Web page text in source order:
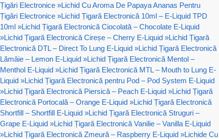
Țigări Electronice »Lichid Cu Aroma De Papaya Ananas Pentru
Țigări Electronice »Lichid Țigară Electronică 10ml – E-Liquid TPD
10ml »Lichid Țigară Electronică Ciocolată – Chocolate E-Liquid
»Lichid Țigară Electronică Cireșe – Cherry E-Liquid »Lichid Țigară
Electronică DTL – Direct To Lung E-Liquid »Lichid Țigară Electronică
Lămâie – Lemon E-Liquid »Lichid Țigară Electronică Mentol –
Menthol E-Liquid »Lichid Țigară Electronică MTL – Mouth to Lung E-
Liquid »Lichid Țigară Electronică pentru Pod – Pod System E-Liquid
»Lichid Țigară Electronică Piersică – Peach E-Liquid »Lichid Țigară
Electronică Portocală – Orange E-Liquid »Lichid Țigară Electronică
Shortfill – Shortfill E-Liquid »Lichid Țigară Electronică Struguri –
Grape E-Liquid »Lichid Țigară Electronică Vanilie – Vanilla E-Liquid
»Lichid Țigară Electronică Zmeură – Raspberry E-Liquid »Lichide Cu